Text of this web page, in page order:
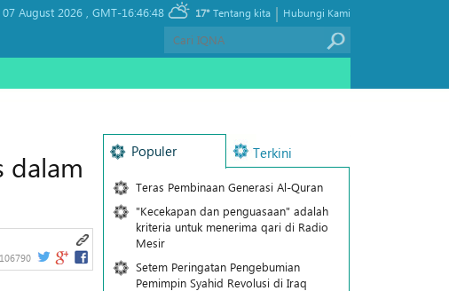
August 2026 , GMT-16:46:48 17° Hubungi Kami
|
Tentang kita
dalam
Populer Terkini
Teras Pembinaan Generasi Al-Quran
"Kecekapan dan penguasaan" adalah
kriteria untuk menerima qari di Radio
Mesir
Setem Peringatan Pengebumian
Pemimpin Syahid Revolusi di Iraq